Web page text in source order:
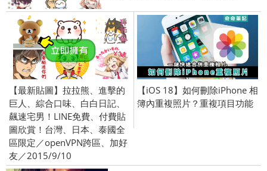
【最新貼圖】拉拉熊、進擊的
巨人、綜合口味、白白日記、
飆速宅男！LINE免費、付費貼
圖欣賞！台灣、日本、泰國全
區限定／openVPN跨區、加好
友／2015/9/10
【iOS 18】如何刪除iPhone 相
簿內重複照片？重複項目功能